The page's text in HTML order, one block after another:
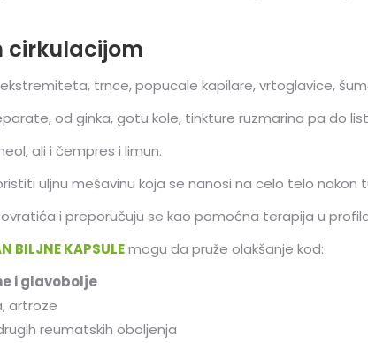
cirkulacijom
trnce, popucale kapilare, vrtoglavice,
od ginka, gotu kole, tinkture ruzmarina pa do
ali i čempres i limun.
uljnu mešavinu koja se nanosi na celo telo nakon
i preporučuju se kao pomoćna terapija u
BILJNE KAPSULEmogu da pruže olakšanje kod:
i glavobolje
artroze
reumatskih oboljenja